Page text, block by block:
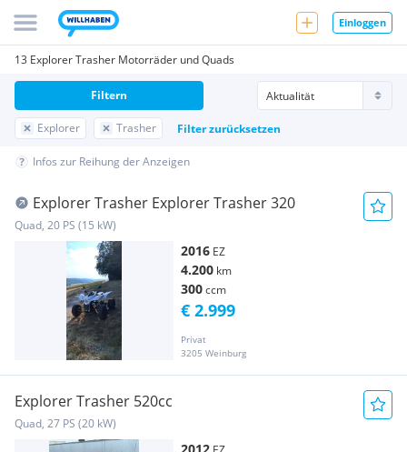
Einloggen
13 Explorer Trasher Motorräder und Quads
Explorer Trasher Filter zurücksetzen
Filtern
Infos zur Reihung der Anzeigen
Explorer Trasher Explorer Trasher 320
Quad, 20 PS (15 kW)
2016 EZ
4.200 km
300ccm
Privat
3205 Weinburg
€ 2.999
Explorer Trasher 520cc
Quad, 27 PS (20 kW)